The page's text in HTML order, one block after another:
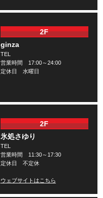
2F
ginza
TEL
営業時間 17:00～24:00
定休日 水曜日
2F
氷処さゆり
TEL
営業時間 11:30～17:30
定休日 不定休
ウェブサイトはこちら